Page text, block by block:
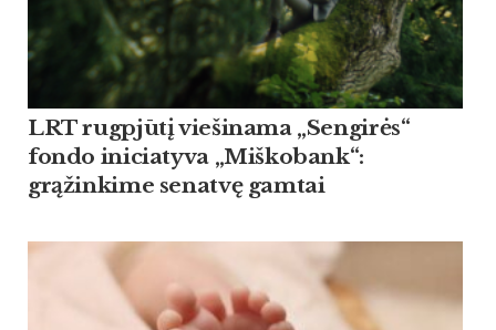
LRT rugpjūtį viešinama „Sengirės“
fondo iniciatyva „Miškobank“:
grąžinkime senatvę gamtai